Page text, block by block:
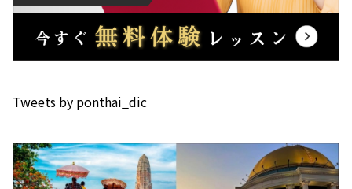
Tweets by ponthai_dic